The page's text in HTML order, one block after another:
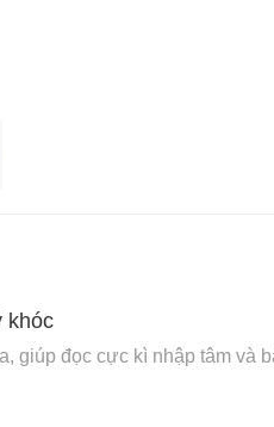
khóc
giúp đọc cực kì nhập tâm và